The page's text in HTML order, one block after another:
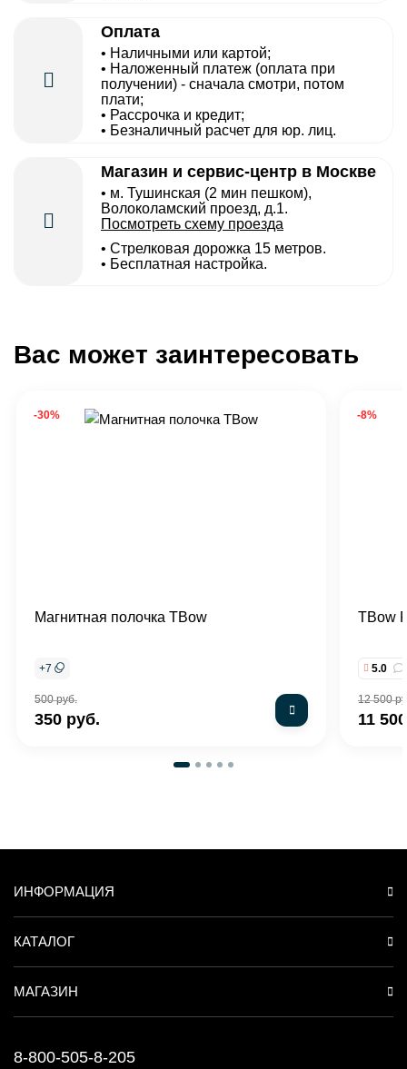
Оплата
• Наличными или картой;
• Наложенный платеж (оплата при
получении) - сначала смотри, потом
плати;
• Рассрочка и кредит;
• Безналичный расчет для юр. лиц.
Магазин и сервис-центр в Москве
• м. Тушинская (2 мин пешком),
Волоколамский проезд, д.1.
Посмотреть схему проезда
• Cтрелковая дорожка 15 метров.
• Бесплатная настройка.
Вас может заинтересовать
-30%
Магнитная полочка TBow
+7
500 руб.
350 руб.
-8%
TBow
5.0
12 500
11
ИНФОРМАЦИЯ
КАТАЛОГ
МАГАЗИН
8-800-505-8-205